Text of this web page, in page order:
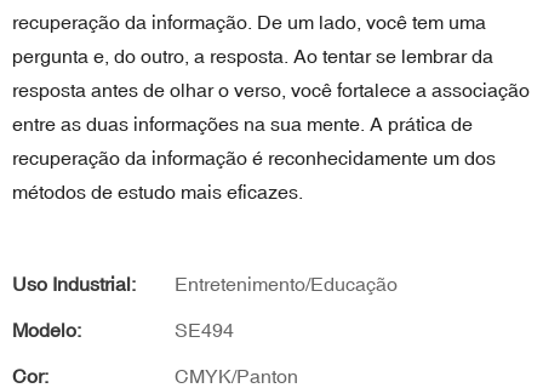
recuperação da informação. De um lado, você tem uma
pergunta e, do outro, a resposta. Ao tentar se lembrar da
resposta antes de olhar o verso, você fortalece a associação
entre as duas informações na sua mente. A prática de
recuperação da informação é reconhecidamente um dos
métodos de estudo mais eficazes.
Uso Industrial: Entretenimento/Educação
Modelo: SE494
Cor: CMYK/Panton